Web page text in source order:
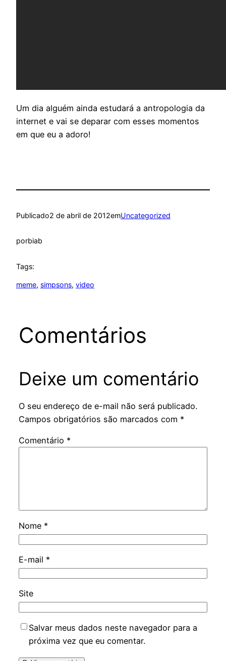
Um dia alguém ainda estudará a antropologia da
internet e vai se deparar com esses momentos
em que eu a adoro!
Publicado2 de abril de 2012emUncategorized
porbiab
Tags:
meme, simpsons, video
Comentários
Deixe um comentário
O seu endereço de e-mail não será publicado.
Campos obrigatórios são marcados com *
Comentário *
Nome *
E-mail *
Site
Salvar meus dados neste navegador para a
próxima vez que eu comentar.